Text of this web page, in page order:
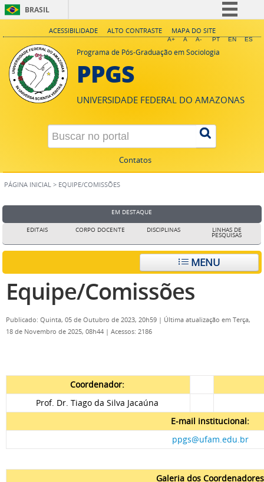
BRASIL
Simplifique!
Comunica BR
Legislação
Canais
ACESSIBILIDADE ALTO CONTRASTE MAPA DO SITE
A+ A A- PT EN ES
Programa de Pós-Graduação em Sociologia
PPGS
UNIVERSIDADE FEDERAL DO AMAZONAS
Contatos
PÁGINA INICIAL > EQUIPE/COMISSÕES
EM DESTAQUE
EDITAIS CORPO DOCENTE DISCIPLINAS LINHAS DE
PESQUISAS
MENU
Equipe/Comissões
Publicado: Quinta, 05 de Outubro de 2023, 20h59 | Última atualização em Terça,
18 de Novembro de 2025, 08h44 | Acessos: 2186
Coordenador:
Prof. Dr. Tiago da Silva Jacaúna
E-mail institucional:
ppgs@ufam.edu.br
Galeria dos Coordenadores